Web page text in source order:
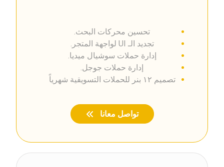
تحسين محركات البحث.
تجديد الـ UI لواجهة المتجر.
إدارة حملات سوشيال ميديا.
إدارة حملات جوجل.
تصميم ١٢ بنر للحملات التسويقية شهرياً
تواصل معانا